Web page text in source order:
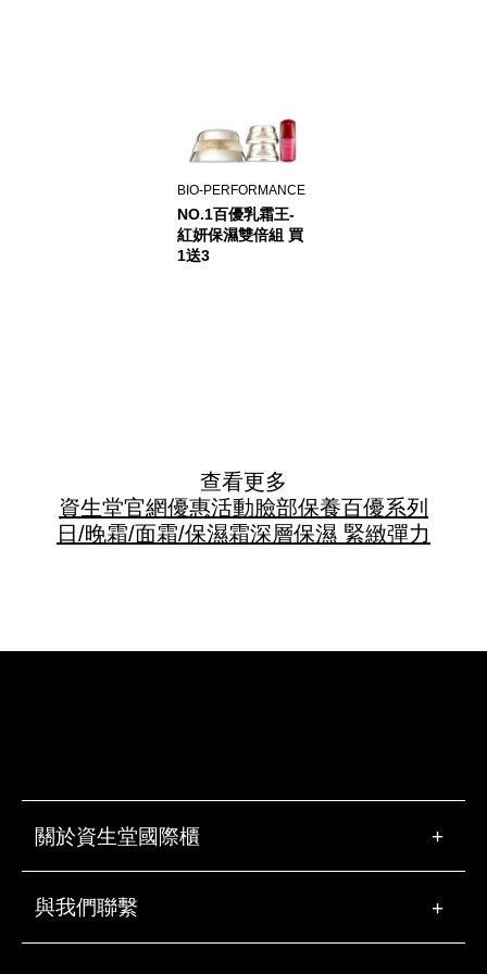
BIO-PERFORMANCE
NO.1百優乳霜王-
紅妍保濕雙倍組 買
1送3
查看更多
資生堂官網優惠活動臉部保養百優系列
日/晚霜/面霜/保濕霜深層保濕 緊緻彈力
關於資生堂國際櫃 +
與我們聯繫 +